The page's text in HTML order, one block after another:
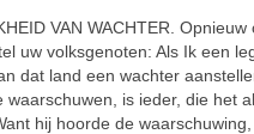
VAN WACHTER.
uw volksgenoten: Als Ik een
dat land een wachter
waarschuwen, is ieder, die het
hij hoorde de